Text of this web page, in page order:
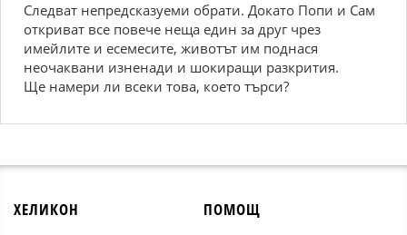
Следват непредсказуеми обрати. Докато Попи и Сам
откриват все повече неща един за друг чрез
имейлите и есемесите, животът им поднася
неочаквани изненади и шокиращи разкрития.
Ще намери ли всеки това, което търси?
ХЕЛИКОН ПОМОЩ